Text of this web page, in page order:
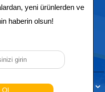
34522 Esenyurt/İstanbul